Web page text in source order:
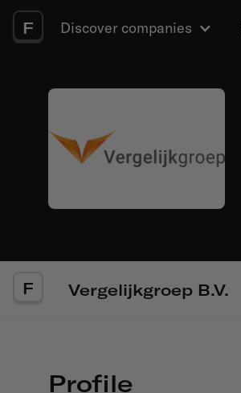
F Discover companies
F Vergelijkgroep B.V.
Profile